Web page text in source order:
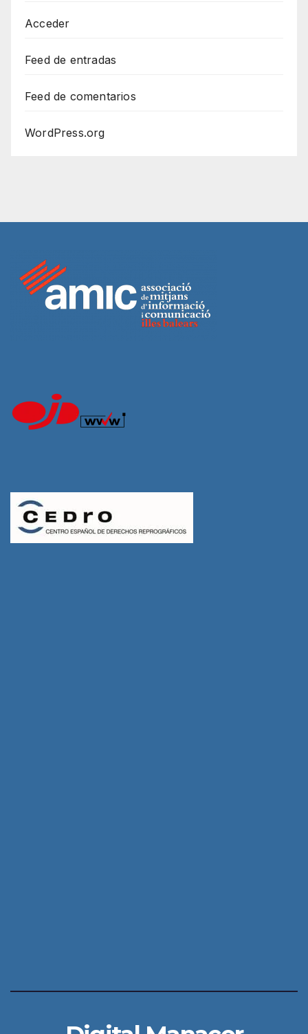
Acceder
Feed de entradas
Feed de comentarios
WordPress.org